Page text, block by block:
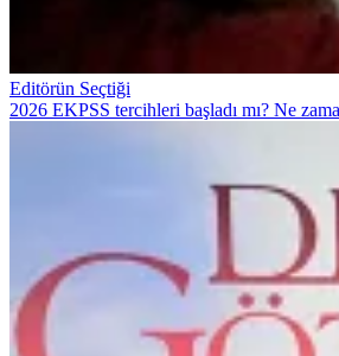
Editörün Seçtiği
2026 EKPSS tercihleri başladı mı? Ne